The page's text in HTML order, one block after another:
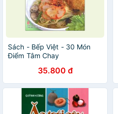
Sách - Bếp Việt - 30 Món
Điểm Tâm Chay
35.800 đ